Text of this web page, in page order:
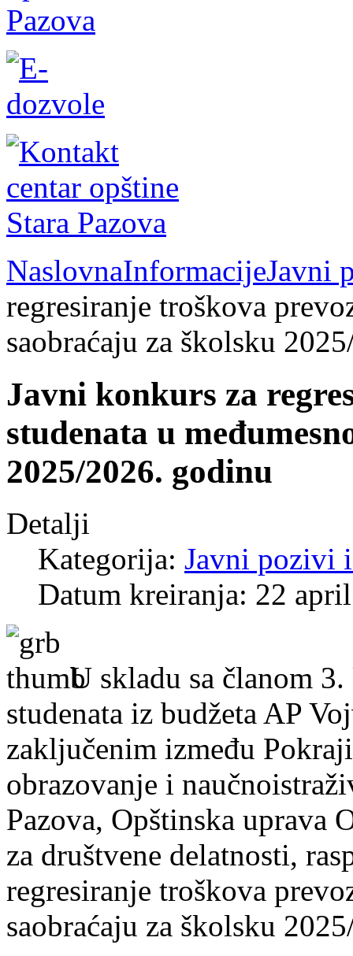
NaslovnaInformacijeJavni
regresiranje troškova
saobraćaju za školsku
Javni konkurs za
studenata u
2025/2026. godinu
Detalji
Kategorija: Javni pozivi
Datum kreiranja: 22
U skladu sa članom
studenata iz budžeta AP
zaključenim između
obrazovanje i
Pazova, Opštinska uprava
za društvene delatnosti,
regresiranje troškova
saobraćaju za školsku